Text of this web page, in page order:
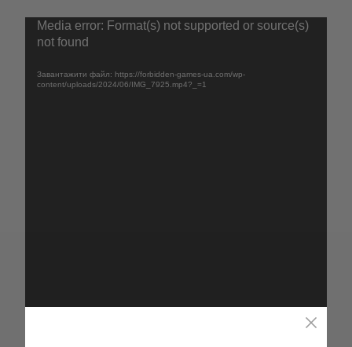
Відеопрогравач
Media error: Format(s) not supported or source(s)
not found
Завантажити файл: https://forbidden-games-ua.com/wp-
content/uploads/2024/06/IMG_7925.mp4?_=1